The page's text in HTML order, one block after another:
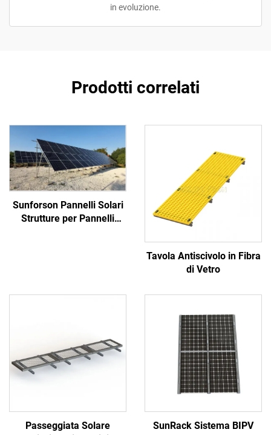
in evoluzione.
Prodotti correlati
Sunforson Pannelli Solari
Strutture per Pannelli
Tavola Antiscivolo in Fibra
di Vetro
Passeggiata Solare
SunRack Sistema BIPV